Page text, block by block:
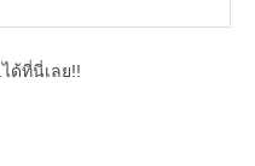
ด้ที่นี่เลย!!